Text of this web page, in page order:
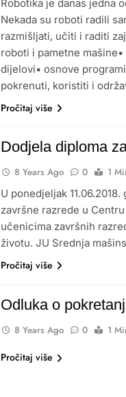
Robotika je danas jedna
Nekada su roboti radili
razmišljati, učiti i raditi
roboti i pametne
dijelovi• osnove
pokrenuti, koristiti i
Pročitaj više
Dodjela diploma
8 Years Ago 0
1
U ponedjeljak
završne razrede u
učenicima završnih
životu. JU Srednja
Pročitaj više
Odluka o
8 Years Ago 0 1
Pročitaj više